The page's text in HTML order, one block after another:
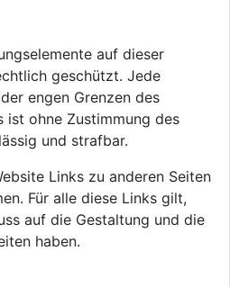
auf dieser
geschützt. Jede
engen Grenzen des
ist ohne Zustimmung des
und strafbar.
Links zu anderen Seiten
Für alle diese Links gilt,
auf die Gestaltung und die
haben.